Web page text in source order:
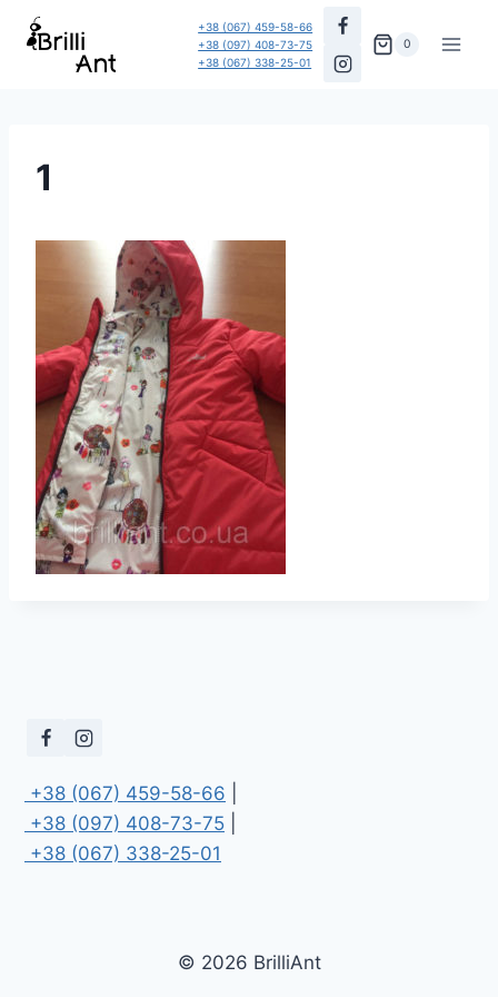
Перейти
+38 (067) 459-58-66
+38 (097) 408-73-75
+38 (067) 338-25-01
0
1
+38 (067) 459-58-66
+38 (097) 408-73-75
+38 (067) 338-25-01
© 2026 BrilliAnt